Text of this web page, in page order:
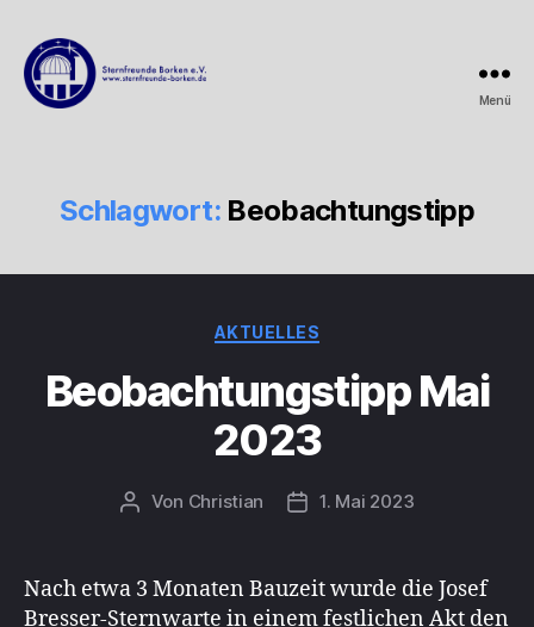
Menü
Schlagwort: Beobachtungstipp
Kategorien
AKTUELLES
Beobachtungstipp Mai
2023
Beitragsautor
Von Christian Beitragsdatum
1. Mai 2023
Nach etwa 3 Monaten Bauzeit wurde die Josef
Bresser-Sternwarte in einem festlichen Akt den